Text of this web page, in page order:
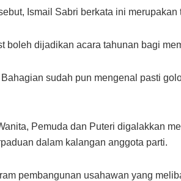
Ismail Sabri berkata ini
boleh dijadikan acara tahunan bagi
sudah pun mengenal pasti
Pemuda dan Puteri digalakkan
dalam kalangan anggota parti.
pembangunan usahawan yang